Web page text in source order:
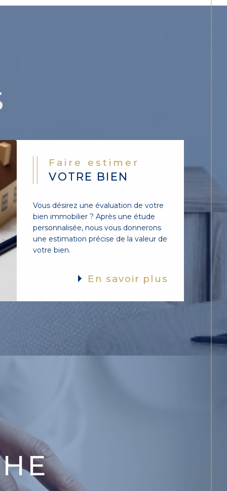
Faire estimer
VOTRE BIEN
Vous désirez une évaluation de votre
bien immobilier ? Après une étude
personnalisée, nous vous donnerons
une estimation précise de la valeur de
votre bien.
En savoir plus